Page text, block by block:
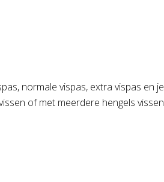
normale vispas, extra vispas
of met meerdere hengels